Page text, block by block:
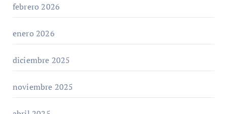
febrero 2026
enero 2026
diciembre 2025
noviembre 2025